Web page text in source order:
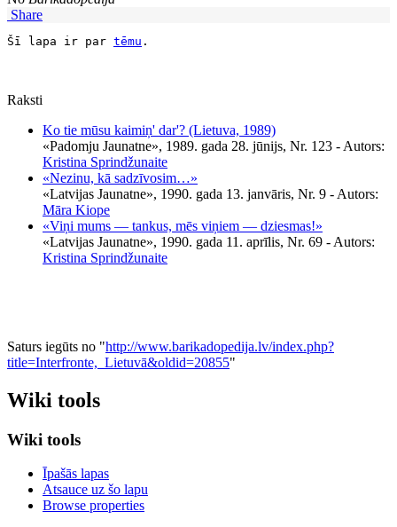
Share
Šī lapa ir par tēmu
Raksti
Ko tie mūsu kaimiņ' dar'? (Lietuva, 1989)
«Padomju Jaunatne», 1989. gada 28. jūnijs, Nr. 123 - Autors:
Kristina Sprindžunaite
«Nezinu, kā sadzīvosim…»
«Latvijas Jaunatne», 1990. gada 13. janvāris, Nr. 9 - Autors:
Māra Kiope
«Viņi mums — tankus, mēs viņiem — dziesmas!»
«Latvijas Jaunatne», 1990. gada 11. aprīlis, Nr. 69 - Autors:
Kristina Sprindžunaite
Saturs iegūts no "http://www.barikadopedija.lv/index.php?
title=Interfronte,_Lietuvā&oldid=20855"
Wiki tools
Wiki tools
Īpašās lapas
Atsauce uz šo lapu
Browse properties